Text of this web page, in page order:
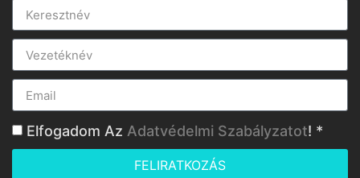
Elfogadom Az Adatvédelmi Szabályzatot! *
FELIRATKOZÁS